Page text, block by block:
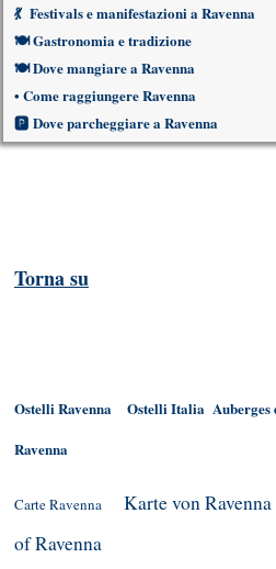
💃 Festivals e manifestazioni a Ravenna
🍽Gastronomia e tradizione
🍽Dove mangiare a Ravenna
• Come raggiungere Ravenna
🅿 Dove parcheggiare a Ravenna
Torna su
Ostelli Ravenna Ostelli Italia Auberges
Ravenna
Carte Ravenna Karte von Ravenna
of Ravenna